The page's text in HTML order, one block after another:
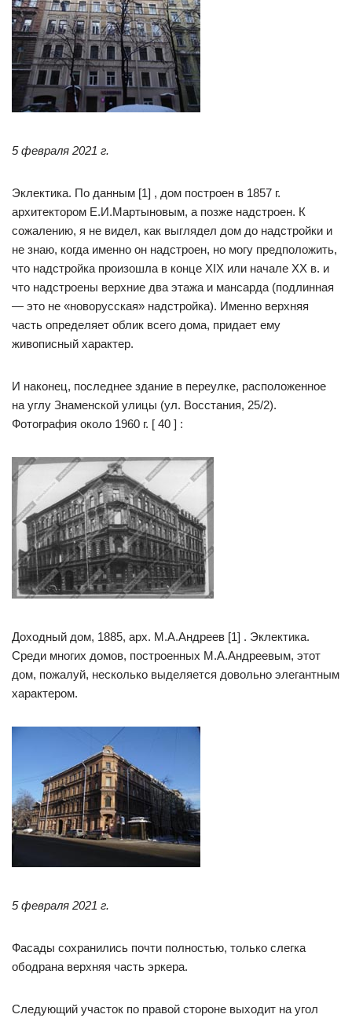
5 февраля 2021 г.
Эклектика. По данным [1] , дом построен в 1857 г.
архитектором Е.И.Мартыновым, а позже надстроен. К
сожалению, я не видел, как выглядел дом до надстройки и
не знаю, когда именно он надстроен, но могу предположить,
что надстройка произошла в конце XIX или начале XX в. и
что надстроены верхние два этажа и мансарда (подлинная
— это не «новорусская» надстройка). Именно верхняя
часть определяет облик всего дома, придает ему
живописный характер.
И наконец, последнее здание в переулке, расположенное
на углу Знаменской улицы (ул. Восстания, 25/2).
Фотография около 1960 г. [ 40 ] :
Доходный дом, 1885, арх. М.А.Андреев [1] . Эклектика.
Среди многих домов, построенных М.А.Андреевым, этот
дом, пожалуй, несколько выделяется довольно элегантным
характером.
5 февраля 2021 г.
Фасады сохранились почти полностью, только слегка
ободрана верхняя часть эркера.
Следующий участок по правой стороне выходит на угол